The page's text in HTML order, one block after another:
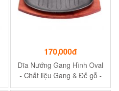
170,000đ
Dĩa Nướng Gang Hình Oval
- Chất liệu Gang & Đế gỗ -
Chiều dài 230 mm